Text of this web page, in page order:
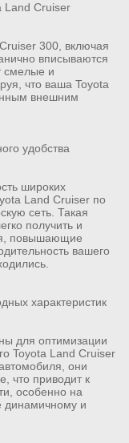
Land Cruiser
300, включая
вписываются
смелые и
что ваша Toyota
внешним
удобства
широких
Land Cruiser по
сеть. Такая
получить и
повышающие
вашего
характеристик
для оптимизации
Toyota Land Cruiser
они
что приводит к
особенно на
динамичному и